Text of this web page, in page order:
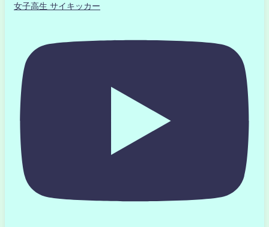
女子高生 サイキッカー